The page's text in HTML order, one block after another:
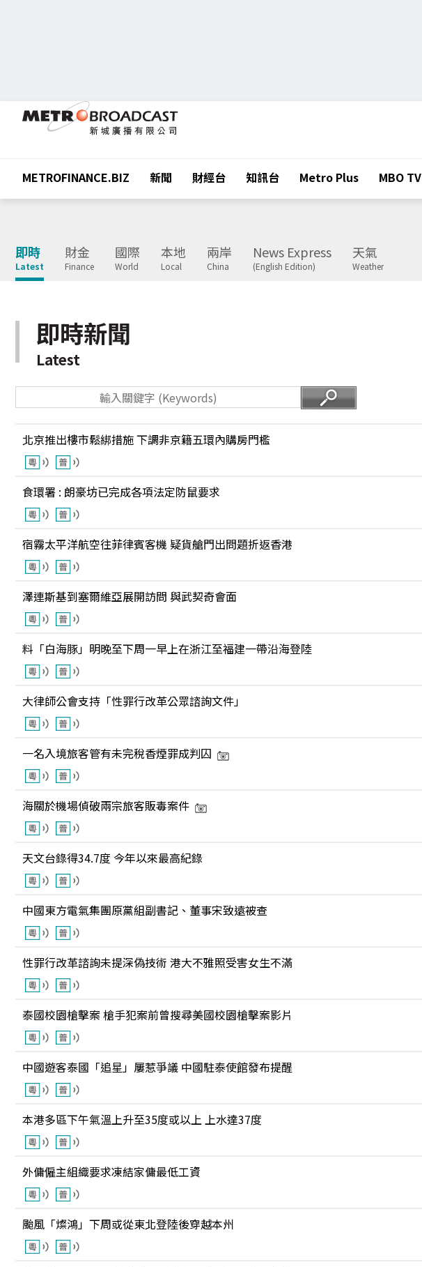
METROFINANCE.BIZ 新聞 財經台 知訊台 Metro Plus MBO TV
即時
Latest
財金
Finance
國際
World
本地
Local
兩岸
China
News Express
(English Edition)
天氣
Weather
即時新聞
Latest
北京推出樓市鬆綁措施 下調非京籍五環內購房門檻
食環署 : 朗豪坊已完成各項法定防鼠要求
宿霧太平洋航空往菲律賓客機 疑貨艙門出問題折返香港
澤連斯基到塞爾維亞展開訪問 與武契奇會面
料「白海豚」明晚至下周一早上在浙江至福建一帶沿海登陸
大律師公會支持「性罪行改革公眾諮詢文件」
一名入境旅客管有未完稅香煙罪成判囚
海關於機場偵破兩宗旅客販毒案件
天文台錄得34.7度 今年以來最高紀錄
中國東方電氣集團原黨組副書記、董事宋致遠被查
性罪行改革諮詢未提深偽技術 港大不雅照受害女生不滿
泰國校園槍擊案 槍手犯案前曾搜尋美國校園槍擊案影片
中國遊客泰國「追星」屢惹爭議 中國駐泰使館發布提醒
本港多區下午氣溫上升至35度或以上 上水達37度
外傭僱主組織要求凍結家傭最低工資
颱風「燦鴻」下周或從東北登陸後穿越本州